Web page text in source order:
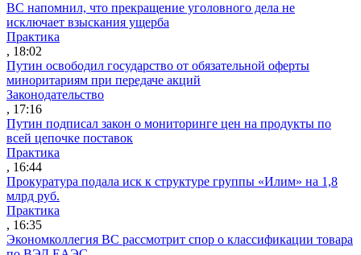
ВС напомнил, что прекращение уголовного дела не
исключает взыскания ущерба
Практика
, 18:02
Путин освободил государство от обязательной оферты
миноритариям при передаче акций
Законодательство
, 17:16
Путин подписал закон о мониторинге цен на продукты по
всей цепочке поставок
Практика
, 16:44
Прокуратура подала иск к структуре группы «Илим» на 1,8
млрд руб.
Практика
, 16:35
Экономколлегия ВС рассмотрит спор о классификации товара